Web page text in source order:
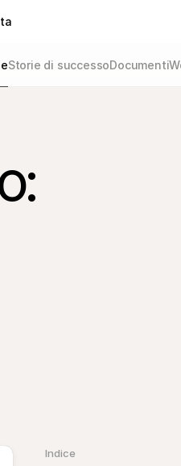
Storie di successoDocumenti
Indice